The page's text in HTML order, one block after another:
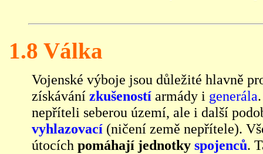
1.8 Válka
Vojenské výboje jsou důležité hlavně
získávání zkušeností armády i generála
nepříteli seberou území, ale i další
vyhlazovací (ničení země nepřítele).
útocích pomáhají jednotky spojenců.